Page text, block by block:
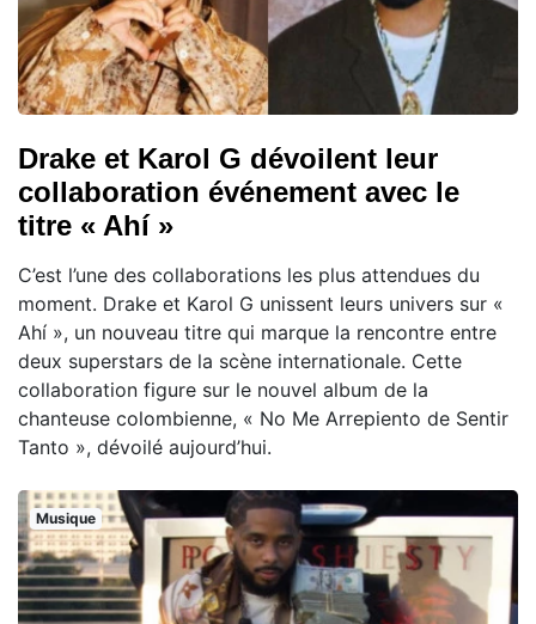
Drake et Karol G dévoilent leur
collaboration événement avec le
titre « Ahí »
C’est l’une des collaborations les plus attendues du
moment. Drake et Karol G unissent leurs univers sur «
Ahí », un nouveau titre qui marque la rencontre entre
deux superstars de la scène internationale. Cette
collaboration figure sur le nouvel album de la
chanteuse colombienne, « No Me Arrepiento de Sentir
Tanto », dévoilé aujourd’hui.
Musique